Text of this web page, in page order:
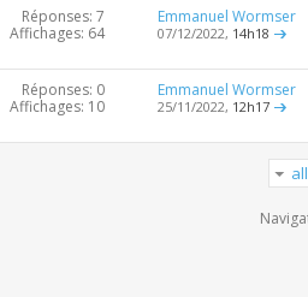
Réponses: 7
Affichages: 64
Emmanuel Wormser
07/12/2022, 14h18
Réponses: 0
Affichages: 10
Emmanuel Wormser
25/11/2022, 12h17